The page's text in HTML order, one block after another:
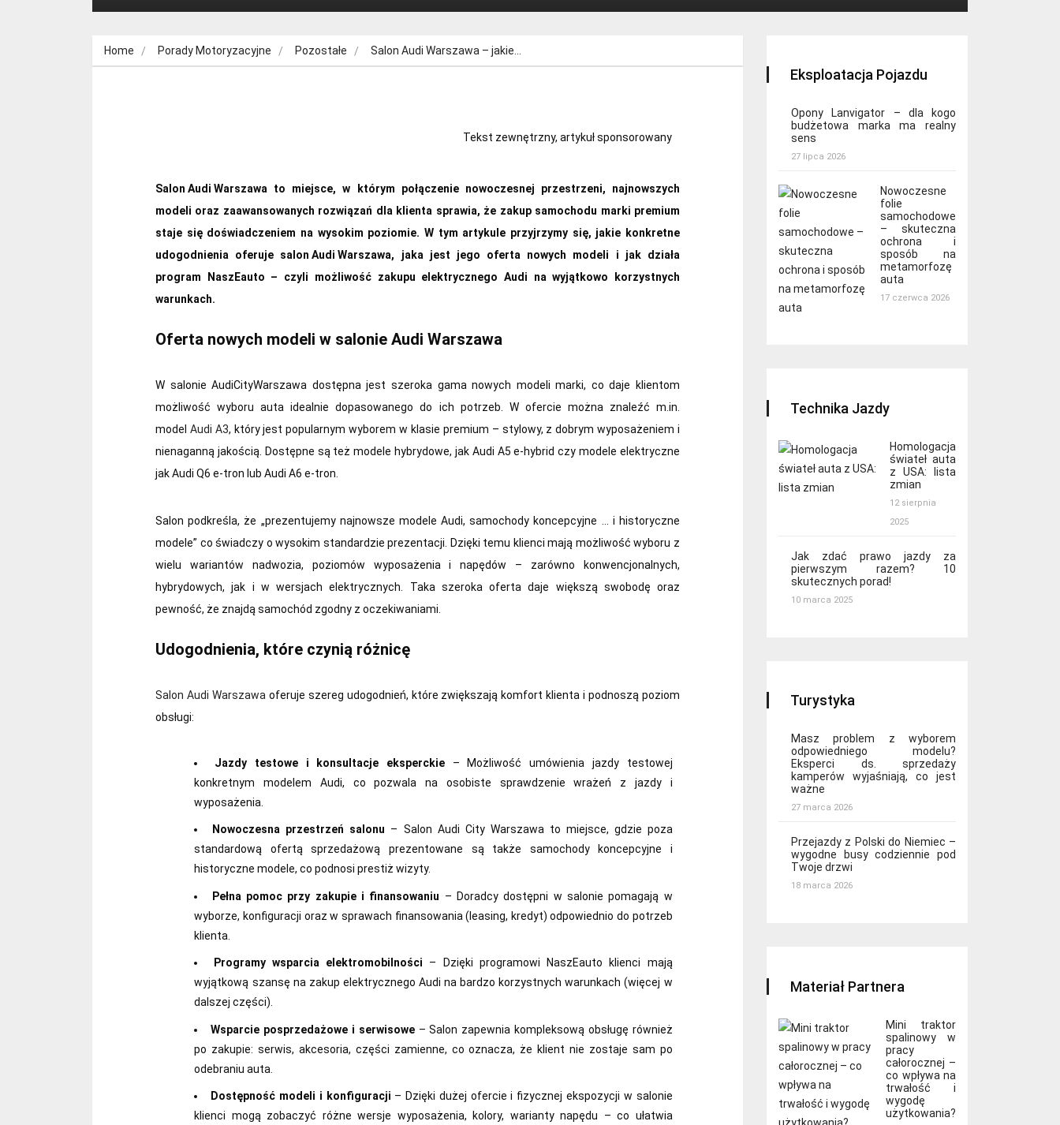
Home Porady Motoryzacyjne Pozostałe Salon Audi Warszawa – jakie…
Tekst zewnętrzny, artykuł sponsorowany
Salon Audi Warszawa to miejsce, w którym połączenie nowoczesnej przestrzeni, najnowszych
modeli oraz zaawansowanych rozwiązań dla klienta sprawia, że zakup samochodu marki premium
staje się doświadczeniem na wysokim poziomie. W tym artykule przyjrzymy się, jakie konkretne
udogodnienia oferuje salon Audi Warszawa, jaka jest jego oferta nowych modeli i jak działa
program NaszEauto – czyli możliwość zakupu elektrycznego Audi na wyjątkowo korzystnych
warunkach.
Oferta nowych modeli w salonie Audi Warszawa
W salonie AudiCityWarszawa dostępna jest szeroka gama nowych modeli marki, co daje klientom
możliwość wyboru auta idealnie dopasowanego do ich potrzeb. W ofercie można znaleźć m.in.
model Audi A3, który jest popularnym wyborem w klasie premium – stylowy, z dobrym wyposażeniem i
nienaganną jakością. Dostępne są też modele hybrydowe, jak Audi A5 e-hybrid czy modele elektryczne
jak Audi Q6 e-tron lub Audi A6 e-tron.
Salon podkreśla, że „prezentujemy najnowsze modele Audi, samochody koncepcyjne … i historyczne
modele” co świadczy o wysokim standardzie prezentacji. Dzięki temu klienci mają możliwość wyboru z
wielu wariantów nadwozia, poziomów wyposażenia i napędów – zarówno konwencjonalnych,
hybrydowych, jak i w wersjach elektrycznych. Taka szeroka oferta daje większą swobodę oraz
pewność, że znajdą samochód zgodny z oczekiwaniami.
Udogodnienia, które czynią różnicę
Salon Audi Warszawa oferuje szereg udogodnień, które zwiększają komfort klienta i podnoszą poziom
obsługi:
Jazdy testowe i konsultacje eksperckie – Możliwość umówienia jazdy testowej
konkretnym modelem Audi, co pozwala na osobiste sprawdzenie wrażeń z jazdy i
wyposażenia.
Nowoczesna przestrzeń salonu – Salon Audi City Warszawa to miejsce, gdzie poza
standardową ofertą sprzedażową prezentowane są także samochody koncepcyjne i
historyczne modele, co podnosi prestiż wizyty.
Pełna pomoc przy zakupie i finansowaniu – Doradcy dostępni w salonie pomagają w
wyborze, konfiguracji oraz w sprawach finansowania (leasing, kredyt) odpowiednio do potrzeb
klienta.
Programy wsparcia elektromobilności – Dzięki programowi NaszEauto klienci mają
wyjątkową szansę na zakup elektrycznego Audi na bardzo korzystnych warunkach (więcej w
dalszej części).
Wsparcie posprzedażowe i serwisowe– Salon zapewnia kompleksową obsługę również
po zakupie: serwis, akcesoria, części zamienne, co oznacza, że klient nie zostaje sam po
odebraniu auta.
Dostępność modeli i konfiguracji – Dzięki dużej ofercie i fizycznej ekspozycji w salonie
klienci mogą zobaczyć różne wersje wyposażenia, kolory, warianty napędu – co ułatwia
Eksploatacja Pojazdu
Opony Lanvigator – dla kogo
budżetowa marka ma realny
sens
27 lipca 2026
Nowoczesne
folie
samochodowe
– skuteczna
ochrona i
sposób na
metamorfozę
auta
17 czerwca 2026
Technika Jazdy
Homologacja
świateł auta
z USA: lista
zmian
12 sierpnia
2025
Jak zdać prawo jazdy za
pierwszym razem? 10
skutecznych porad!
10 marca 2025
Turystyka
Masz problem z wyborem
odpowiedniego modelu?
Eksperci ds. sprzedaży
kamperów wyjaśniają, co jest
ważne
27 marca 2026
Przejazdy z Polski do Niemiec –
wygodne busy codziennie pod
Twoje drzwi
18 marca 2026
Materiał Partnera
Mini traktor
spalinowy w
pracy
całorocznej –
co wpływa na
trwałość i
wygodę
użytkowania?